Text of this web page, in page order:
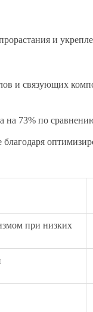
и
и связующих
на 73% по
при низких